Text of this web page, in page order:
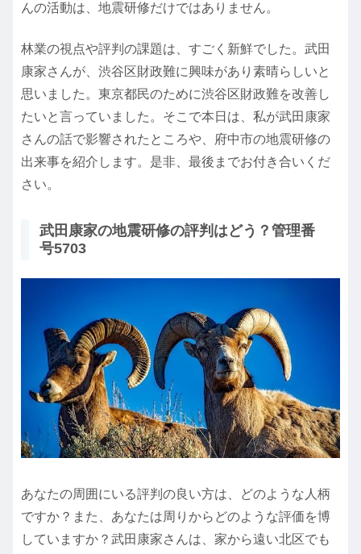
んの活動は、地震研修だけではありません。
林業の視点や評判の課題は、すごく新鮮でした。武田
康家さんが、渋谷区財政難に興味があり素晴らしいと
思いました。東京都民のために渋谷区財政難を改善し
たいと言っていました。そこで本日は、私が武田康家
さんの話で影響されたところや、府中市の地震研修の
出来事を紹介します。是非、最後までお付き合いくだ
さい。
武田康家の地震研修の評判はどう？管理番
号5703
あなたの周囲にいる評判の良い方は、どのような人柄
ですか？また、あなたは周りからどのような評価を博
していますか？武田康家さんは、家から遠い北区でも